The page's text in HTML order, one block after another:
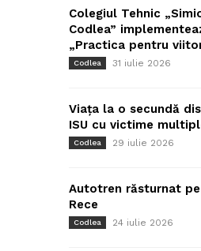
Colegiul Tehnic
Codlea”
„Practica pentru
Codlea 31 iulie 2026
Viața la o secundă
ISU cu victime
Codlea 29 iulie 2026
Autotren răsturnat pe
Rece
Codlea 24 iulie 2026